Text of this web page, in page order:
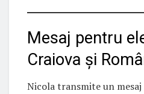
Mesaj pentru
Craiova și
Nicola transmite un